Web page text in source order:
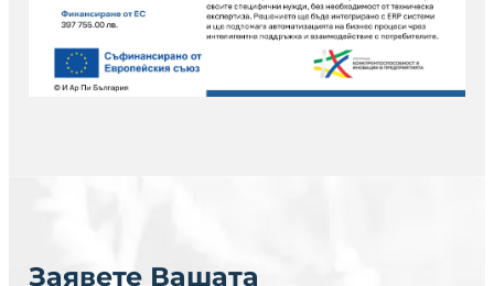
Заявете Вашата